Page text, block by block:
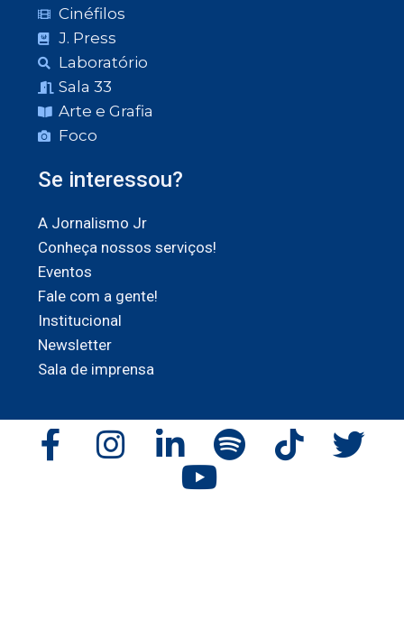
Cinéfilos
J. Press
Laboratório
Sala 33
Arte e Grafia
Foco
Se interessou?
A Jornalismo Jr
Conheça nossos serviços!
Eventos
Fale com a gente!
Institucional
Newsletter
Sala de imprensa